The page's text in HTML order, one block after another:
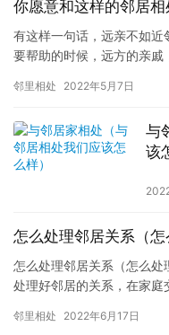
你愿意和这样的邻居相
有这样一句话，远亲不如
要帮助的时候，远方的亲
有一…
邻里相处 2022年5月7日
与
该
怎么处理邻居关系（怎
怎么处理邻居关系（怎么
处理好邻居的关系，在家
之…
邻里相处 2022年6月17日